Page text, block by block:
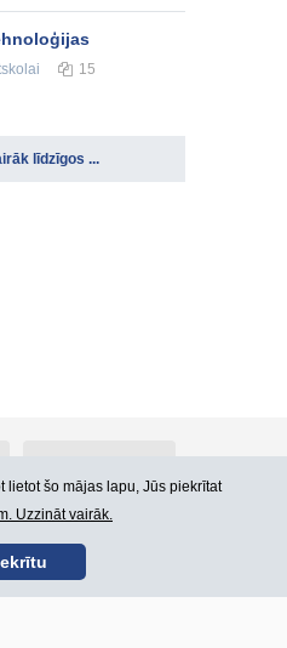
15
līdzīgos ...
Lietošanas noteikumi
lietot šo mājas lapu, Jūs piekrītat
Uzzināt vairāk.